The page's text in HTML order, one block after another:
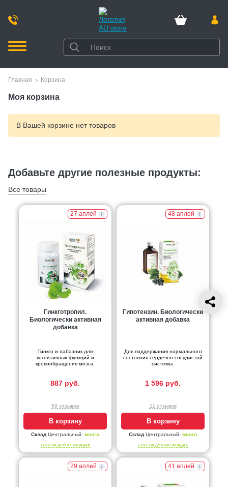
Главная Корзина
Моя корзина
В Вашей корзине нет товаров
Добавьте другие полезные продукты:
Все товары
27 аплей
Гинкготропил.
Биологически активная
добавка
Гинкго и лабазник для
когнитивных функций и
кровообращения мозга.
887 руб.
59 отзывов
В корзину
Склад Центральный: много
ЕСТЬ НА ДРУГИХ СКЛАДАХ
48 аплей
Гипотензин. Биологически
активная добавка
Для поддержания нормального
состояния сердечно-сосудистой
системы.
1 596 руб.
11 отзывов
В корзину
Склад Центральный: много
ЕСТЬ НА ДРУГИХ СКЛАДАХ
29 аплей 41 аплей